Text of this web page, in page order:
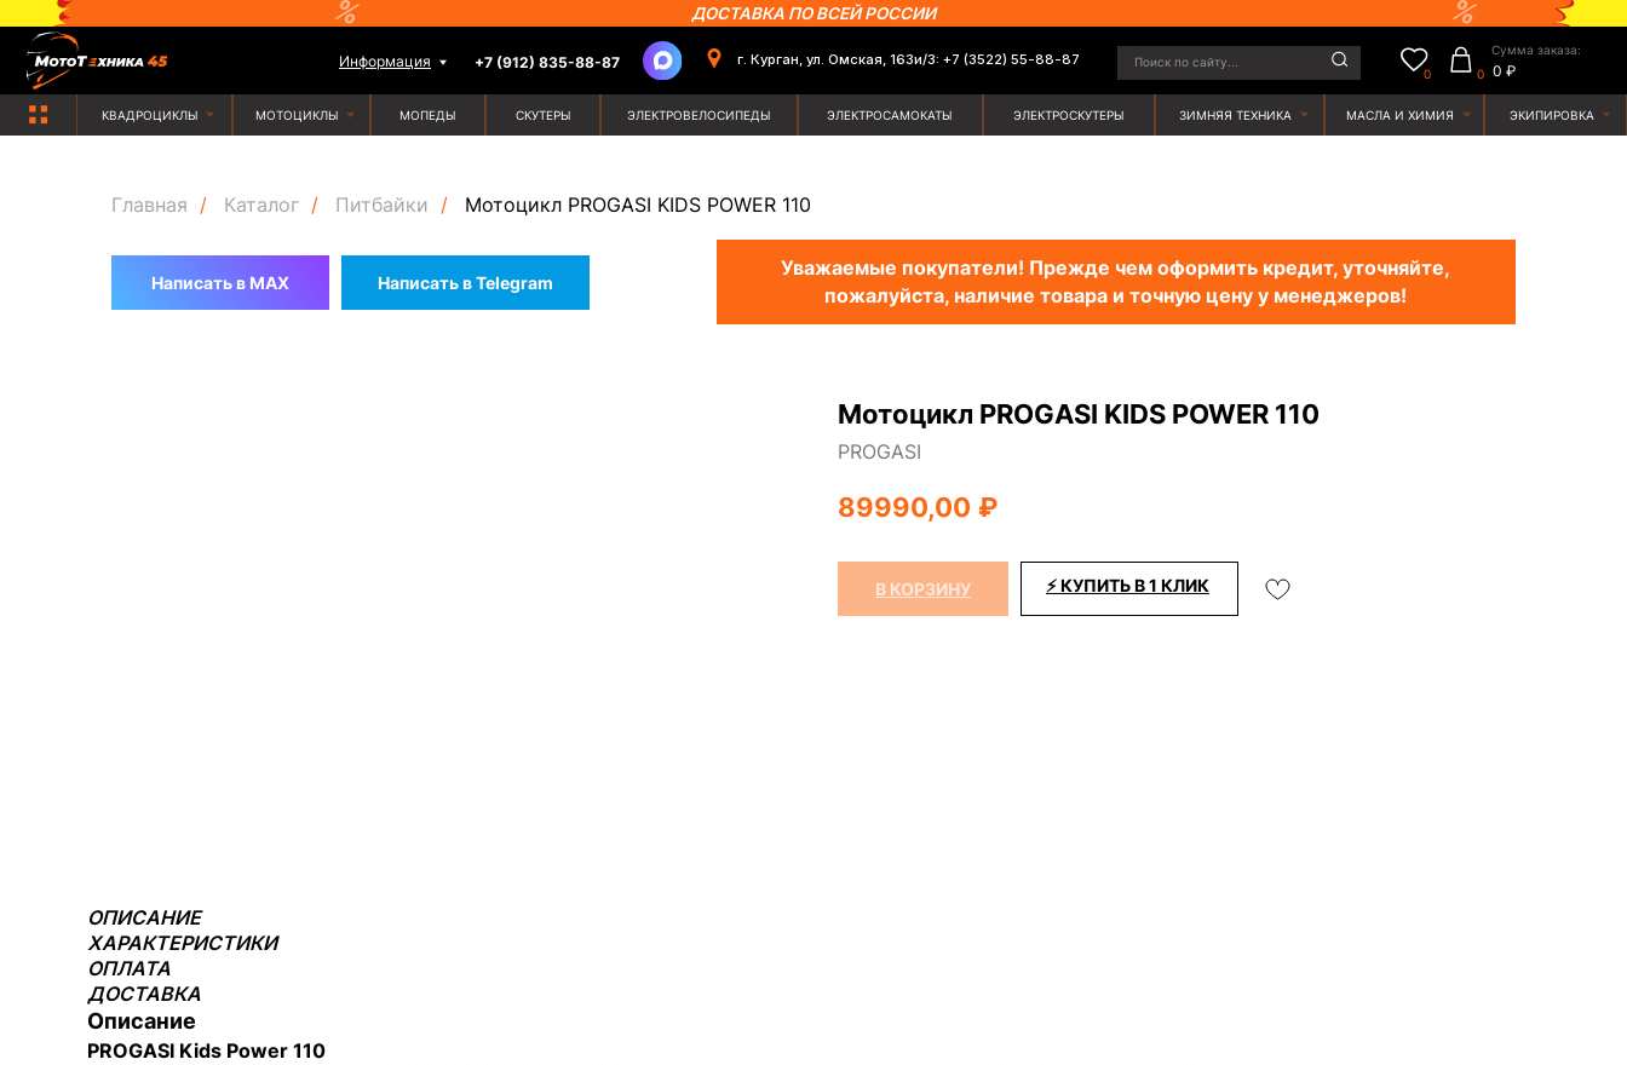
Информация Поиск по сайту...
+7 (912) 835-88-87 0 ₽
Сумма заказа:
г. Курган, ул. Омская, 163и/3: +7 (3522) 55-88-87
ДОСТАВКА ПО ВСЕЙ РОССИИ
Главная / Каталог / Питбайки / Мотоцикл PROGASI KIDS POWER 110
Написать в MAX Написать в Telegram
Уважаемые покупатели! Прежде чем оформить кредит, уточняйте,
пожалуйста, наличие товара и точную цену у менеджеров!
Мотоцикл PROGASI KIDS POWER 110
PROGASI
89990,00 ₽
В КОРЗИНУ ⚡ КУПИТЬ В 1 КЛИК
ОПИСАНИЕ
ХАРАКТЕРИСТИКИ
ОПЛАТА
ДОСТАВКА
Описание
PROGASI Kids Power 110